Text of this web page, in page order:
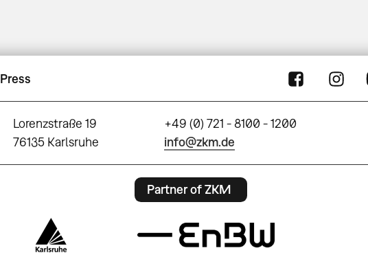
Press
Lorenzstraße 19
76135 Karlsruhe
+49 (0) 721 - 8100 - 1200
info@zkm.de
Partner of ZKM